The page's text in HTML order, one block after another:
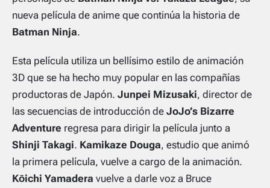
nueva película de anime que continúa la historia de
Batman Ninja.
Esta película utiliza un bellísimo estilo de animación
3D que se ha hecho muy popular en las compañías
productoras de Japón. Junpei Mizusaki, director de
las secuencias de introducción de JoJo’s Bizarre
Adventure regresa para dirigir la película junto a
Shinji Takagi. Kamikaze Douga, estudio que animó
la primera película, vuelve a cargo de la animación.
Kōichi Yamadera vuelve a darle voz a Bruce